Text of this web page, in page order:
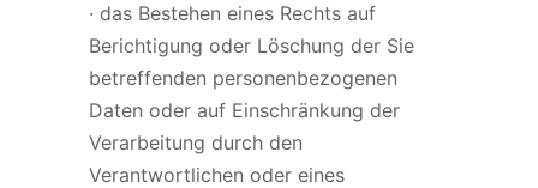
· das Bestehen eines Rechts auf
Berichtigung oder Löschung der Sie
betreffenden personenbezogenen
Daten oder auf Einschränkung der
Verarbeitung durch den
Verantwortlichen oder eines